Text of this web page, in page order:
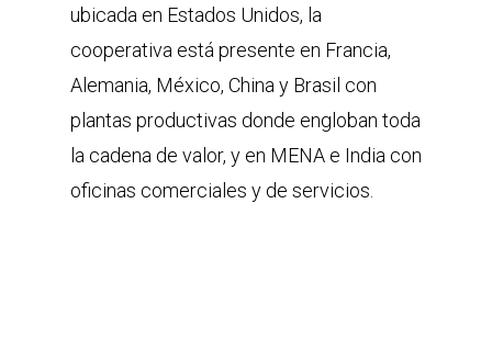
ubicada en Estados Unidos, la
cooperativa está presente en Francia,
Alemania, México, China y Brasil con
plantas productivas donde engloban toda
la cadena de valor, y en MENA e India con
oficinas comerciales y de servicios.